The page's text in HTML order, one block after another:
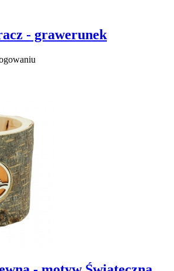
- grawerunek